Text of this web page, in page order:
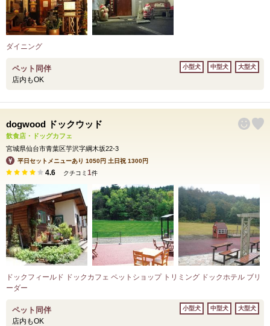
ダイニング
ペット同伴
店内もOK
小型犬 中型犬 大型犬
dogwood ドックウッド
飲食店・ドッグカフェ
宮城県仙台市青葉区芋沢字綱木坂22-3
平日セットメニューあり 1050円 土日祝 1300円
4.6 クチコミ 1件
ドックフィールド ドックカフェ ペットショップ トリミング ドックホテル ブリ
ーダー
ペット同伴
店内もOK
小型犬 中型犬 大型犬